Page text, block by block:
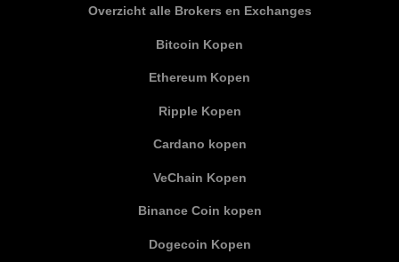
Overzicht alle Brokers en Exchanges
Bitcoin Kopen
Ethereum Kopen
Ripple Kopen
Cardano kopen
VeChain Kopen
Binance Coin kopen
Dogecoin Kopen